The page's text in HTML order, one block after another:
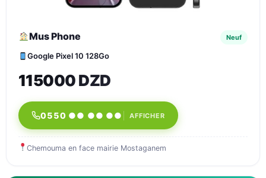
Mus Phone Neuf
Google Pixel 10 128Go
115000 DZD
0550 ●● ●● ●● AFFICHER
Chemouma en face mairie Mostaganem